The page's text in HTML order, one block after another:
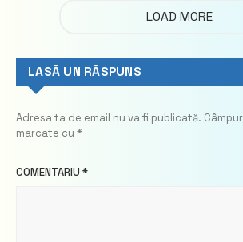
LOAD MORE
LASĂ UN RĂSPUNS
Adresa ta de email nu va fi publicată.
marcate cu *
COMENTARIU *